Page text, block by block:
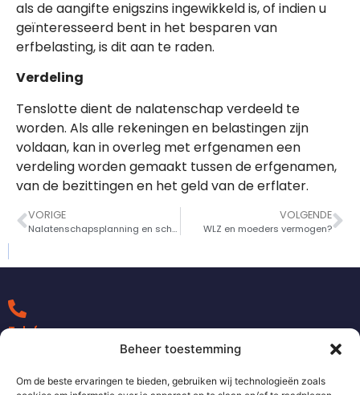
Beheer toestemming
Om de beste ervaringen te bieden, gebruiken wij technologieën zoals
als de aangifte enigszins ingewikkeld is, of indien u
geïnteresseerd bent in het besparen van
erfbelasting, is dit aan te raden.
Verdeling
Tenslotte dient de nalatenschap verdeeld te
worden. Als alle rekeningen en belastingen zijn
voldaan, kan in overleg met erfgenamen een
verdeling worden gemaakt tussen de erfgenamen,
van de bezittingen en het geld van de erflater.
VORIGE
Nalatenschapsplanning en schenking
VOLGENDE
WLZ en moeders vermogen?
Telefoon